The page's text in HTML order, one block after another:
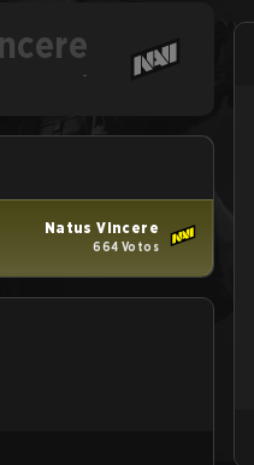
-
Natus Vincere
664 Votos